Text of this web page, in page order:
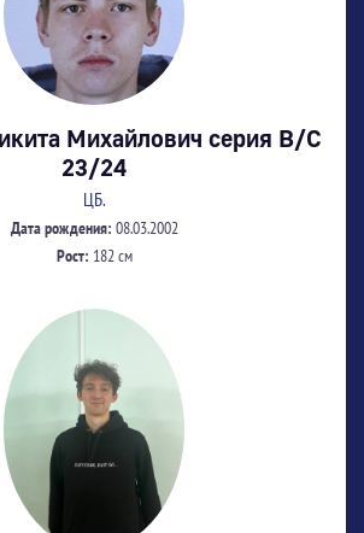
Михайлович серия В/С
23/24
ЦБ.
Дата рождения: 08.03.2002
Рост: 182 см